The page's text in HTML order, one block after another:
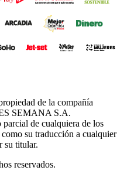
de la compañía
SEMANA S.A.
de cualquiera de los
su traducción a cualquier
su titular.
reservados.